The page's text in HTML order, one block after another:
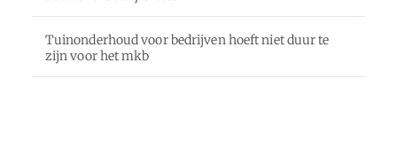
Tuinonderhoud voor bedrijven hoeft niet duur te
zijn voor het mkb